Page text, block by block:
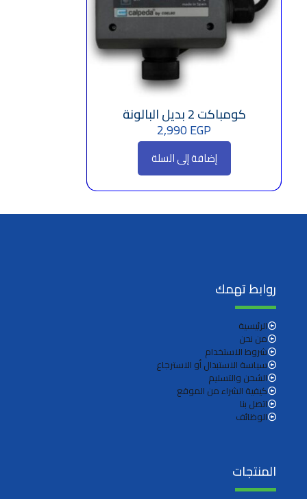
كومباكت 2 بديل البالونة
2,990EGP
إضافة إلى السلة
روابط تهمك
الرئيسية
من نحن
شروط الاستخدام
سياسة الاستبدال أو الاسترجاع
الشحن والتسليم
كيفية الشراء من الموقع
اتصل بنا
الوظائف
المنتجات